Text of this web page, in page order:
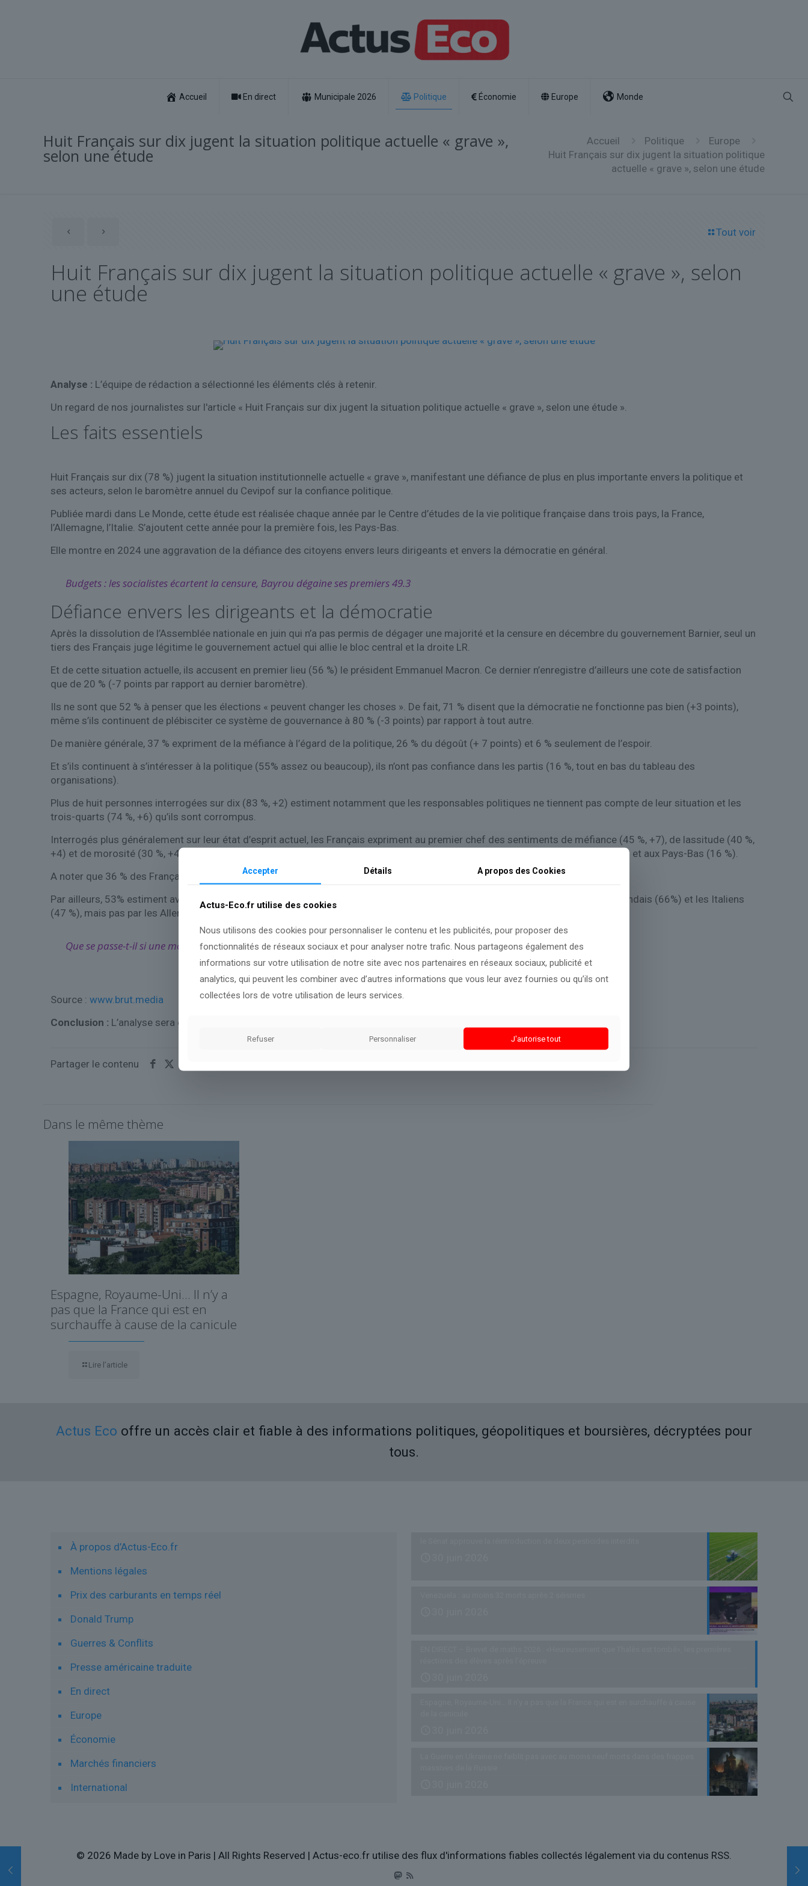
Accueil En direct Municipale 2026 Politique Économie Europe Monde
Huit Français sur dix jugent la situation politique actuelle « grave »,
selon une étude
Accueil Politique
Europe
Huit Français sur dix jugent la situation politique
actuelle « grave », selon une étude
Tout voir
Huit Français sur dix jugent la situation politique actuelle « grave », selon
une étude
Analyse : L’équipe de rédaction a sélectionné les éléments clés à retenir.
Un regard de nos journalistes sur l'article « Huit Français sur dix jugent la situation politique actuelle « grave », selon une étude ».
Les faits essentiels
Huit Français sur dix (78 %) jugent la situation institutionnelle actuelle « grave », manifestant une défiance de plus en plus importante envers la politique et
ses acteurs, selon le baromètre annuel du Cevipof sur la confiance politique.
Publiée mardi dans Le Monde, cette étude est réalisée chaque année par le Centre d’études de la vie politique française dans trois pays, la France,
l’Allemagne, l’Italie. S’ajoutent cette année pour la première fois, les Pays-Bas.
Elle montre en 2024 une aggravation de la défiance des citoyens envers leurs dirigeants et envers la démocratie en général.
Budgets : les socialistes écartent la censure, Bayrou dégaine ses premiers 49.3
Défiance envers les dirigeants et la démocratie
Après la dissolution de l’Assemblée nationale en juin qui n’a pas permis de dégager une majorité et la censure en décembre du gouvernement Barnier, seul un
tiers des Français juge légitime le gouvernement actuel qui allie le bloc central et la droite LR.
Et de cette situation actuelle, ils accusent en premier lieu (56 %) le président Emmanuel Macron. Ce dernier n’enregistre d’ailleurs une cote de satisfaction
que de 20 % (-7 points par rapport au dernier baromètre).
Ils ne sont que 52 % à penser que les élections « peuvent changer les choses ». De fait, 71 % disent que la démocratie ne fonctionne pas bien (+3 points),
même s’ils continuent de plébisciter ce système de gouvernance à 80 % (-3 points) par rapport à tout autre.
De manière générale, 37 % expriment de la méfiance à l’égard de la politique, 26 % du dégoût (+ 7 points) et 6 % seulement de l’espoir.
Et s’ils continuent à s’intéresser à la politique (55% assez ou beaucoup), ils n’ont pas confiance dans les partis (16 %, tout en bas du tableau des
organisations).
Plus de huit personnes interrogées sur dix (83 %, +2) estiment notamment que les responsables politiques ne tiennent pas compte de leur situation et les
trois-quarts (74 %, +6) qu’ils sont corrompus.
Interrogés plus généralement sur leur état d’esprit actuel, les Français expriment au premier chef des sentiments de méfiance (45 %, +7), de lassitude (40 %,
+4) et de morosité (30 %, +4). Une réalité un peu différente en Italie (31 % de méfiance, -2), en Allemagne (25 % de méfiance, +1) et aux Pays-Bas (16 %).
A noter que 36 % des Français reconnaissent se sentir « seul » dans leur vie, contre 58% chez nos voisins allemands.
Par ailleurs, 53% estiment avoir « une liberté et un contrôle total » sur leur avenir. Un sentiment globalement partagé par les Hollandais (66%) et les Italiens
(47 %), mais pas par les Allemands (35 %).
Que se passe-t-il si une motion de censure est finalement adoptée et le budget bloqué ?
Source : www.brut.media
Conclusion : L’analyse sera enrichie dès que de nouvelles données seront disponibles.
Partager le contenu
Dans le même thème
Espagne, Royaume-Uni… Il n’y a
pas que la France qui est en
surchauffe à cause de la canicule
Lire l’article
Actus Eco offre un accès clair et fiable à des informations politiques, géopolitiques et boursières, décryptées pour
tous.
À propos d’Actus-Eco.fr
Mentions légales
Prix des carburants en temps réel
Donald Trump
Guerres & Conflits
Presse américaine traduite
En direct
Europe
Économie
Marchés financiers
International
© 2026 Made by Love in Paris | All Rights Reserved | Actus-eco.fr utilise des flux d'informations fiables collectés légalement via du contenus RSS.
Accepter Détails A propos des Cookies
Actus-Eco.fr utilise des cookies
Nous utilisons des cookies pour personnaliser le contenu et les publicités, pour proposer des
fonctionnalités de réseaux sociaux et pour analyser notre trafic. Nous partageons également des
informations sur votre utilisation de notre site avec nos partenaires en réseaux sociaux, publicité et
analytics, qui peuvent les combiner avec d’autres informations que vous leur avez fournies ou qu’ils ont
collectées lors de votre utilisation de leurs services.
Refuser Personnaliser J'autorise tout